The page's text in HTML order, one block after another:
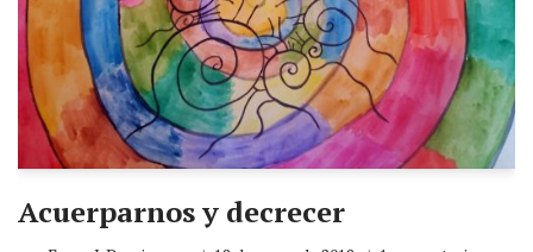
Acuerparnos y decrecer